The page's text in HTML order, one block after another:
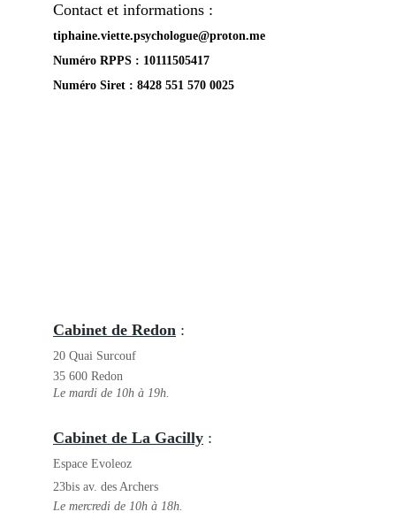
Contact et informations :
tiphaine.viette.psychologue@proton.me
Numéro RPPS : 10111505417
Numéro Siret : 8428 551 570 0025
Cabinet de Redon :
20 Quai Surcouf
35 600 Redon
Le mardi de 10h à 19h.
Cabinet de La Gacilly :
Espace Evoleoz
23bis av. des Archers
Le mercredi de 10h à 18h.